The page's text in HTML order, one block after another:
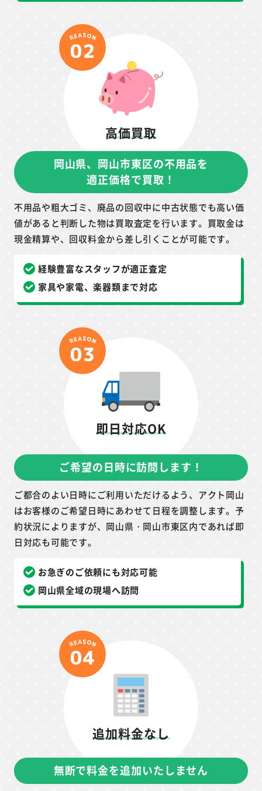
高価買取
岡山県、岡山市東区の不用品を
適正価格で買取！
不用品や粗大ゴミ、廃品の回収中に中古状態でも高い価
値があると判断した物は買取査定を行います。買取金は
現金精算や、回収料金から差し引くことが可能です。
経験豊富なスタッフが適正査定
家具や家電、楽器類まで対応
即日対応OK
ご希望の日時に訪問します！
ご都合のよい日時にご利用いただけるよう、アクト岡山
はお客様のご希望日時にあわせて日程を調整します。予
約状況によりますが、岡山県・岡山市東区内であれば即
日対応も可能です。
お急ぎのご依頼にも対応可能
岡山県全域の現場へ訪問
追加料金なし
無断で料金を追加いたしません